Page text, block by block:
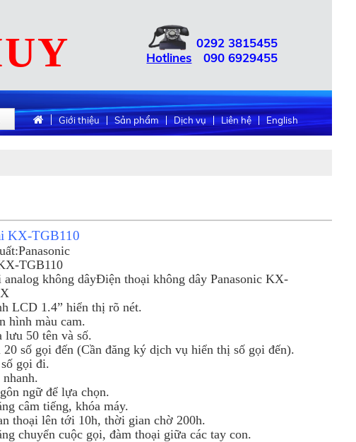
Hotlines
02923815455
090 6929455
Giới thiệu Sản phẩm Dịch vụ Liên hệ English
KX-TGB110
TGB110
không dâyĐiện thoại không dây Panasonic KX-
LCD 1.4” hiển thị rõ nét.
hình màu cam.
50 tên và số.
số gọi đến (Cần đăng ký dịch vụ hiển thị số gọi đến).
gọi đi.
ngữ để lựa chọn.
câm tiếng, khóa máy.
thoại lên tới 10h, thời gian chờ 200h.
chuyển cuộc gọi, đàm thoại giữa các tay con.